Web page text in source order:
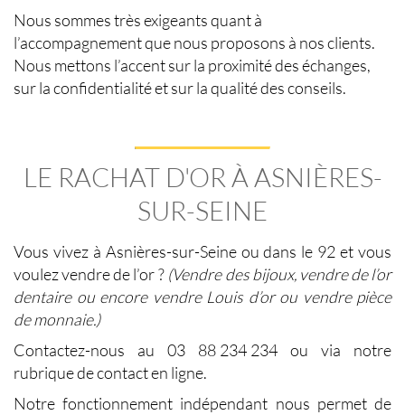
Nous sommes très exigeants quant à
l’accompagnement que nous proposons à nos clients.
Nous mettons l’accent sur la proximité des échanges,
sur la confidentialité et sur la qualité des conseils.
LE RACHAT D'ORÀ ASNIÈRES-
SUR-SEINE
Vous vivez à Asnières-sur-Seineou dans le 92 et vous
voulez vendre de l’or? (Vendre des bijoux, vendre de l’or
dentaire ou encore vendre Louis d’or ou vendre pièce
de monnaie.)
Contactez-nous au 03 88 234 234 ou via notre
rubrique de contact en ligne.
Notre fonctionnement indépendant nous permet de